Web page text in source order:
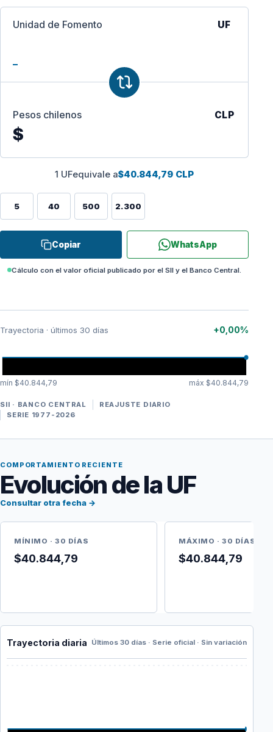
Trayectoria · últimos 30 días +0,00%
mín $40.844,79 máx $40.844,79
SII · BANCO CENTRAL
REAJUSTE DIARIO
SERIE 1977-2026
Unidad de Fomento UF
Pesos chilenos CLP
$
1 UFequivale a$40.844,79 CLP
5 40 500 2.300
Copiar WhatsApp
Cálculo con el valor oficial publicado por el SII y el Banco Central.
COMPORTAMIENTO RECIENTE
Evolución de la UF
Consultar otra fecha →
MÍNIMO · 30 DÍAS
$40.844,79
MÁXIMO · 30 DÍAS
$40.844,79
Trayectoria diaria Últimos 30 días · Serie oficial · Sin variación